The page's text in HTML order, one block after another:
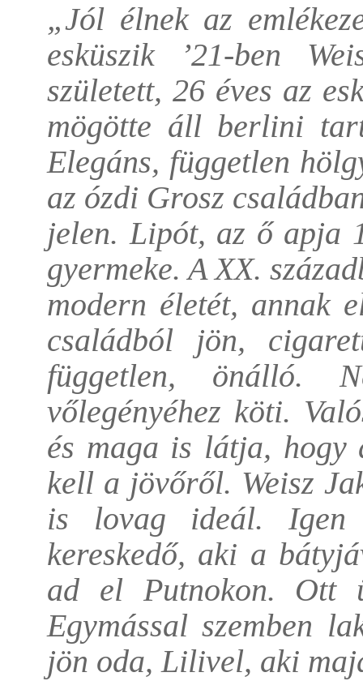
„Jól élnek az
esküszik ’21-ben
született, 26 éves az
mögötte áll berlini
Elegáns, független
az ózdi Grosz
jelen. Lipót, az ő apja
gyermeke. A XX.
modern életét, annak
családból jön,
független, önálló.
vőlegényéhez köti.
és maga is látja, hogy
kell a jövőről. Weisz
is lovag ideál. Igen
kereskedő, aki a
ad el Putnokon. Ott
Egymással szemben
jön oda, Lilivel, aki